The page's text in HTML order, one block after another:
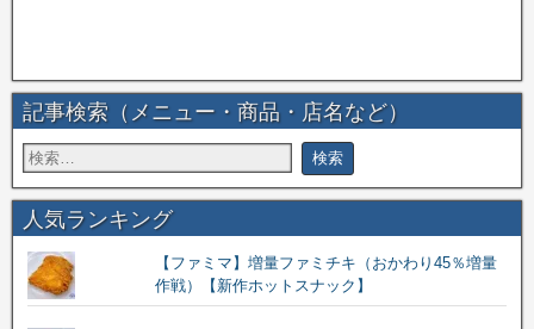
記事検索（メニュー・商品・店名など）
人気ランキング
【ファミマ】増量ファミチキ（おかわり45％増量
作戦）【新作ホットスナック】